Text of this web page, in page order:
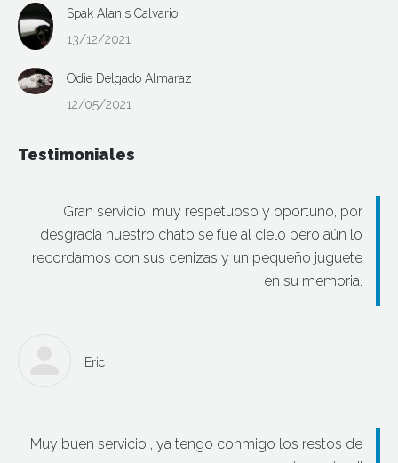
Spak Alanis Calvario
13/12/2021
Odie Delgado Almaraz
12/05/2021
Testimoniales
Gran servicio, muy respetuoso y oportuno, por
desgracia nuestro chato se fue al cielo pero aún lo
recordamos con sus cenizas y un pequeño juguete
en su memoria.
Eric
Muy buen servicio , ya tengo conmigo los restos de